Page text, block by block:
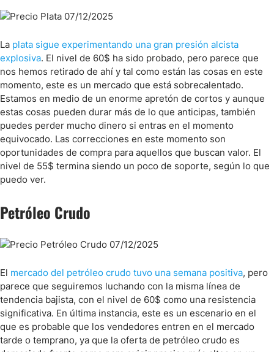
La plata sigue experimentando una gran presión alcista
explosiva. El nivel de 60$ ha sido probado, pero parece que
nos hemos retirado de ahí y tal como están las cosas en este
momento, este es un mercado que está sobrecalentado.
Estamos en medio de un enorme apretón de cortos y aunque
estas cosas pueden durar más de lo que anticipas, también
puedes perder mucho dinero si entras en el momento
equivocado. Las correcciones en este momento son
oportunidades de compra para aquellos que buscan valor. El
nivel de 55$ termina siendo un poco de soporte, según lo que
puedo ver.
Petróleo Crudo
El mercado del petróleo crudo tuvo una semana positiva, pero
parece que seguiremos luchando con la misma línea de
tendencia bajista, con el nivel de 60$ como una resistencia
significativa. En última instancia, este es un escenario en el
que es probable que los vendedores entren en el mercado
tarde o temprano, ya que la oferta de petróleo crudo es